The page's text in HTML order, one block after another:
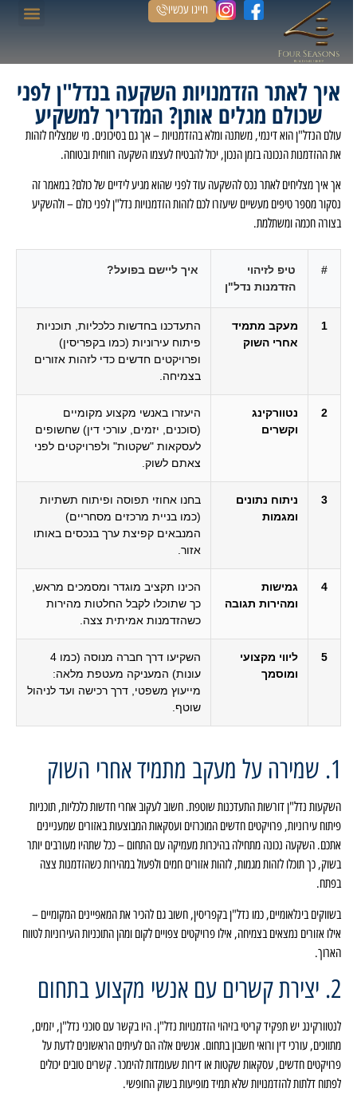
חייגו עכשיו
איך לאתר הזדמנויות השקעה בנדל"ן לפני
שכולם מגלים אותן? המדריך למשקיע
עולם הנדל"ן הוא דינמי, משתנה ומלא בהזדמנויות – אך גם בסיכונים. מי שמצליח לזהות
את ההזדמנות הנכונה בזמן הנכון, יכול להבטיח לעצמו השקעה רווחית ובטוחה.
אך איך מצליחים לאתר נכס להשקעה עוד לפני שהוא מגיע לידיים של כולם? במאמר זה
נסקור מספר טיפים מעשיים שיעזרו לכם לזהות הזדמנויות נדל"ן לפני כולם – ולהשקיע
בצורה חכמה ומשתלמת.
#
טיפ לזיהוי
הזדמנות נדל"ן
איך ליישם בפועל?
1
מעקב מתמיד
אחרי השוק
התעדכנו בחדשות כלכליות, תוכניות
פיתוח עירוניות (כמו בקפריסין)
ופרויקטים חדשים כדי לזהות אזורים
בצמיחה.
2
נטוורקינג
וקשרים
היעזרו באנשי מקצוע מקומיים
(סוכנים, יזמים, עורכי דין) שחשופים
לעסקאות "שקטות" ולפרויקטים לפני
צאתם לשוק.
3
ניתוח נתונים
ומגמות
בחנו אחוזי תפוסה ופיתוח תשתיות
(כמו בניית מרכזים מסחריים)
המנבאים קפיצת ערך בנכסים באותו
אזור.
4
גמישות
ומהירות תגובה
הכינו תקציב מוגדר ומסמכים מראש,
כך שתוכלו לקבל החלטות מהירות
כשהזדמנות אמיתית צצה.
5
ליווי מקצועי
ומוסמך
השקיעו דרך חברה מנוסה (כמו 4
עונות) המעניקה מעטפת מלאה:
מייעוץ משפטי, דרך רכישה ועד לניהול
שוטף.
1. שמירה על מעקב מתמיד אחרי השוק
השקעות נדל"ן דורשות התעדכנות שוטפת. חשוב לעקוב אחרי חדשות כלכליות, תוכניות
פיתוח עירוניות, פרויקטים חדשים המוכרזים ועסקאות המבוצעות באזורים שמעניינים
אתכם. השקעה נכונה מתחילה בהיכרות מעמיקה עם התחום – ככל שתהיו מעורבים יותר
בשוק, כך תוכלו לזהות מגמות, לזהות אזורים חמים ולפעול במהירות כשהזדמנות צצה
בפתח.
בשווקים בינלאומיים, כמו נדל"ן בקפריסין, חשוב גם להכיר את המאפיינים המקומיים –
אילו אזורים נמצאים בצמיחה, אילו פרויקטים צפויים לקום ומהן התוכניות העירוניות לטווח
הארוך.
2. יצירת קשרים עם אנשי מקצוע בתחום
לנטוורקינג יש תפקיד קריטי בזיהוי הזדמנויות נדל"ן. היו בקשר עם סוכני נדל"ן, יזמים,
מתווכים, עורכי דין ורואי חשבון בתחום. אנשים אלה הם לעיתים הראשונים לדעת על
פרויקטים חדשים, עסקאות שקטות או דירות שעומדות להימכר. קשרים טובים יכולים
לפתוח דלתות להזדמנויות שלא תמיד מופיעות בשוק החופשי.